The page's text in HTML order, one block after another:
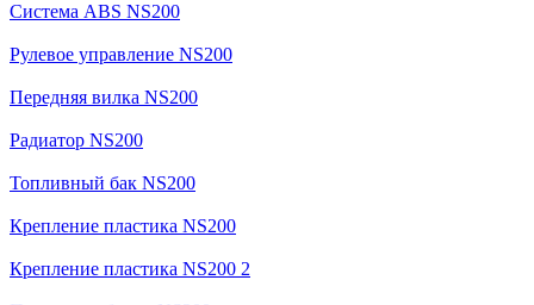
Система ABS NS200
Рулевое управление NS200
Передняя вилка NS200
Радиатор NS200
Топливный бак NS200
Крепление пластика NS200
Крепление пластика NS200 2